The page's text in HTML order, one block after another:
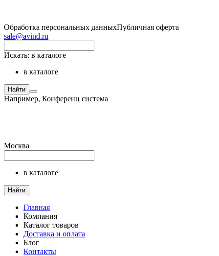
Обработка персональных данныхПубличная оферта
sale@avind.ru
Искать: в каталоге
в каталоге
Найти
Например, Конференц система
Москва
в каталоге
Найти
Главная
Компания
Каталог товаров
Доставка и оплата
Блог
Контакты